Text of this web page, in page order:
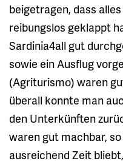
beigetragen, dass
reibungslos geklappt
Sardinia4all gut
sowie ein Ausflug
(Agriturismo) waren
überall konnte man
den Unterkünften
waren gut machbar,
ausreichend Zeit